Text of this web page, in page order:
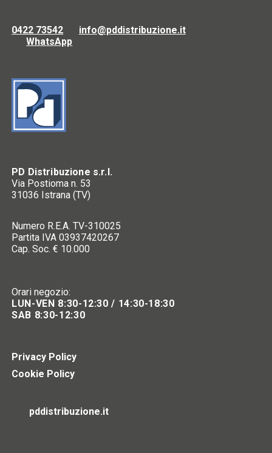
0422 73542
info@pddistribuzione.it
WhatsApp
PD Distribuzione s.r.l.
Via Postioma n. 53
31036 Istrana (TV)
Numero R.E.A. TV-310025
Partita IVA 03937420267
Cap. Soc. € 10.000
Orari negozio:
LUN-VEN 8:30-12:30 / 14:30-18:30
SAB 8:30-12:30
Privacy Policy
Cookie Policy
pddistribuzione.it